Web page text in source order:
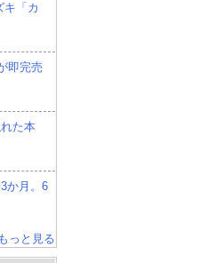
キ「カ
即完売
た本
か月。6
っと見る